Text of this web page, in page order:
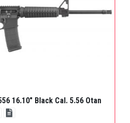
16.10" Black Cal. 5.56 Otan